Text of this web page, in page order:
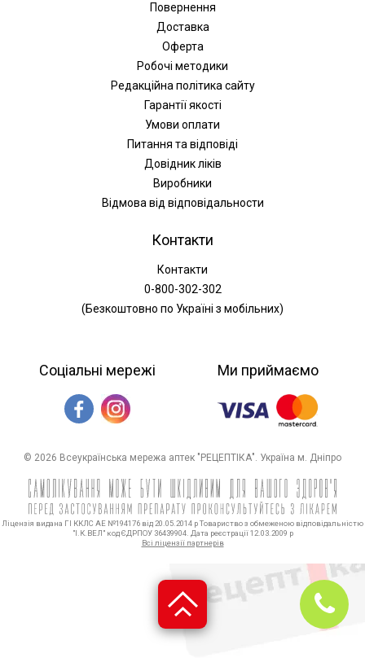
Повернення
Доставка
Оферта
Робочі методики
Редакційна політика сайту
Гарантії якості
Умови оплати
Питання та відповіді
Довідник ліків
Виробники
Відмова від відповідальности
Контакти
Контакти
0-800-302-302
(Безкоштовно по Україні з мобільних)
Соціальні мережі Ми приймаємо
© 2026 Всеукраїнська мережа аптек "РЕЦЕПТІКА". Україна м. Дніпро
Ліцензія видана ГІ ККЛС АЕ №194176 від 20.05.2014 р Товариство з обмеженою відповідальністю
"І.К.ВЕЛ" код ЄДРПОУ 36439904. Дата реєстрації 12.03.2009 р
Всі ліцензії партнерів